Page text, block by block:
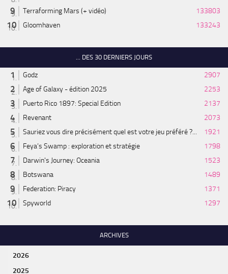
Terraforming Mars (+ vidéo)
133803
Gloomhaven
133243
... DES 30 DERNIERS JOURS
Godz
2907
Age of Galaxy - édition 2025
2253
Puerto Rico 1897: Special Edition
2137
Revenant
2073
Sauriez vous dire précisément quel est votre jeu préféré ?...
1921
Feya’s Swamp : exploration et stratégie
1798
Darwin's Journey: Oceania
1523
Botswana
1489
Federation: Piracy
1371
Spyworld
1297
ARCHIVES
2026
2025